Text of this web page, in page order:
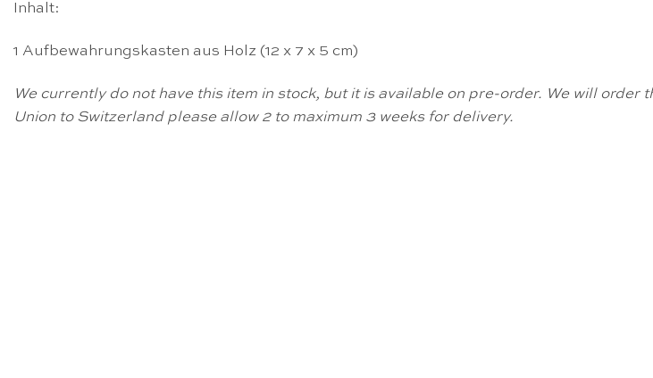
Inhalt:
1 Aufbewahrungskasten aus Holz (12 x 7 x 5 cm)
We currently do not have this item in stock, but it is available on pre-order. We will
Union to Switzerland please allow 2 to maximum 3 weeks for delivery.